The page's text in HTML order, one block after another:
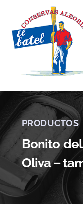
PRODUCTOS
Bonito
Oliva –